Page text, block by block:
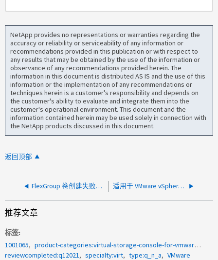
NetApp provides no representations or warranties regarding the
accuracy or reliability or serviceability of any information or
recommendations provided in this publication or with respect to
any results that may be obtained by the use of the information or
observance of any recommendations provided herein. The
information in this document is distributed AS IS and the use of this
information or the implementation of any recommendations or
techniques herein is a customer's responsibility and depends on
the customer's ability to evaluate and integrate them into the
customer's operational environment. This document and the
information contained herein may be used solely in connection with
the NetApp products discussed in this document.
返回顶部
FlexGroup 卷创建失败，并且 ONTAP 工具中存在错误 VMware 适用于 VMware vSphere 虚拟的 Virtual Storage Console 上的高 CPU 设备
推荐文章
标签
1001065
product-categories:virtual-storage-console-for-vmware-vsphere
reviewcompleted:q12021
specialty:virt type:q_n_a VMware